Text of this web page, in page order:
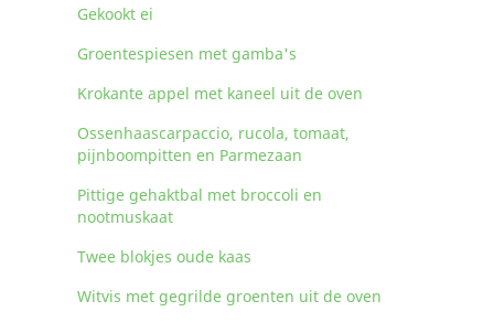
Gekookt ei
Groentespiesen met gamba's
Krokante appel met kaneel uit de oven
Ossenhaascarpaccio, rucola, tomaat,
pijnboompitten en Parmezaan
Pittige gehaktbal met broccoli en
nootmuskaat
Twee blokjes oude kaas
Witvis met gegrilde groenten uit de oven